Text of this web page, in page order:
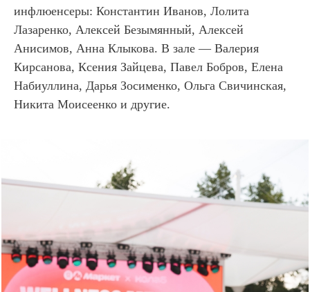
инфлюенсеры: Константин Иванов, Лолита
Лазаренко, Алексей Безымянный, Алексей
Анисимов, Анна Клыкова. В зале — Валерия
Кирсанова, Ксения Зайцева, Павел Бобров, Елена
Набиуллина, Дарья Зосименко, Ольга Свичинская,
Никита Моисеенко и другие.